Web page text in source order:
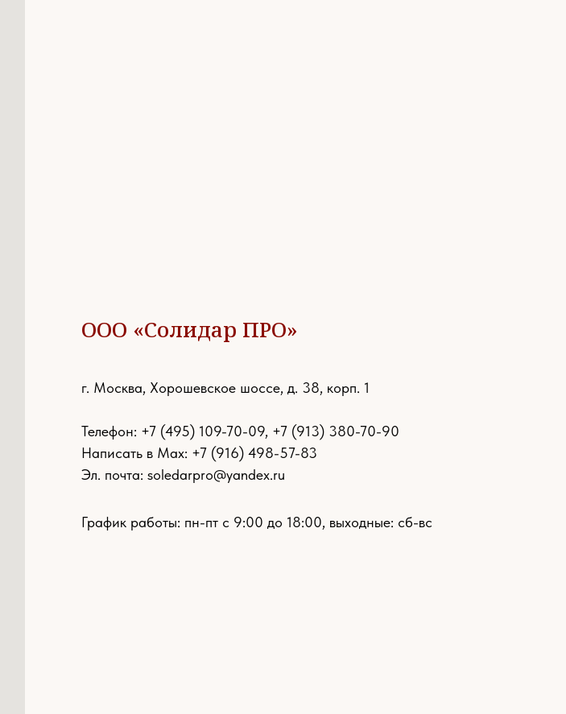
ООО «Солидар ПРО»
г. Москва, Хорошевское шоссе, д. 38, корп. 1
Телефон: +7 (495) 109-70-09, +7 (913) 380-70-90
Написать в Max: +7 (916) 498-57-83
Эл. почта: soledarpro@yandex.ru
График работы: пн-пт с 9:00 до 18:00, выходные: сб-вс